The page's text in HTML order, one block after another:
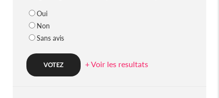
Oui
Non
Sans avis
+ Voir les resultats